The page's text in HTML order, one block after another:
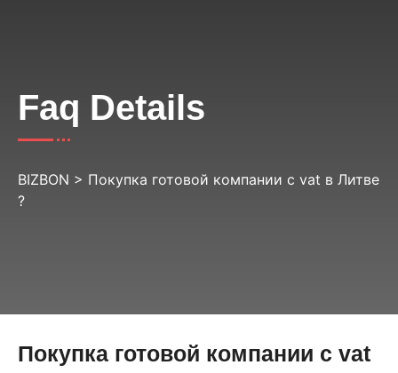
Faq Details
BIZBON > Покупка готовой компании c vat в Литве
?
Покупка готовой компании c vat